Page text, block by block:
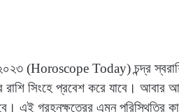
(Horoscope Today) চন্দ্র
রাশি সিংহে প্রবেশ করে যাবে। আবার
এই গ্রহনক্ষত্রের এমন পরিস্থিতির